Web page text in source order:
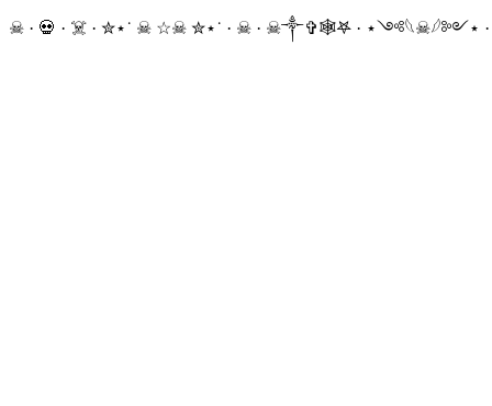
☠ · 💀 · ☠️ · ✮⋆˙ ☠︎︎ ☆☠︎ ✮⋆˙ · ☠︎ · ☠︎︎༒︎✞︎🕸𖤐 · ⋆༺𓆩☠︎︎𓆪༻⋆